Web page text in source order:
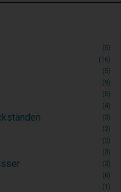
(5)
(16)
(5)
(9)
(5)
(4)
(3)
(2)
(2)
(3)
(3)
(6)
(1)